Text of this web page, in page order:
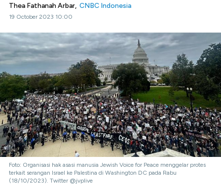
Thea Fathanah Arbar, CNBC Indonesia
19 October 2023 10:00
Foto: Organisasi hak asasi manusia Jewish Voice for Peace menggelar protes
terkait serangan Israel ke Palestina di Washington DC pada Rabu
(18/10/2023). Twitter @jvplive